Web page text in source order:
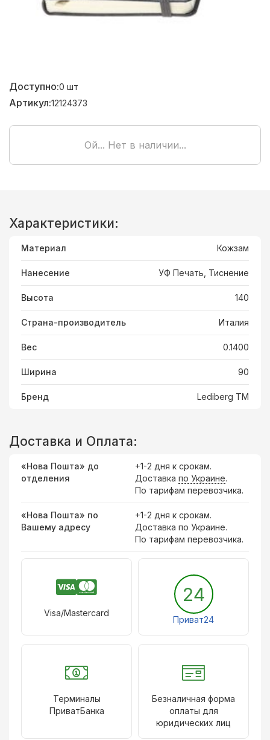
Доступно:0 шт
Артикул:12124373
Ой... Нет в наличии...
Характеристики:
Материал Кожзам
Нанесение УФ Печать, Тиснение
Высота 140
Страна-производитель Италия
Вес 0.1400
Ширина 90
Бренд Lediberg ТМ
Доставка и Оплата:
«Нова Пошта» до
отделения
+1-2 дня к срокам.
Доставка по Украине.
По тарифам перевозчика.
«Нова Пошта» по
Вашему адресу
+1-2 дня к срокам.
Доставка по Украине.
По тарифам перевозчика.
Visa/Mastercard
24
Приват24
Терминалы
ПриватБанка
Безналичная форма
оплаты для
юридических лиц